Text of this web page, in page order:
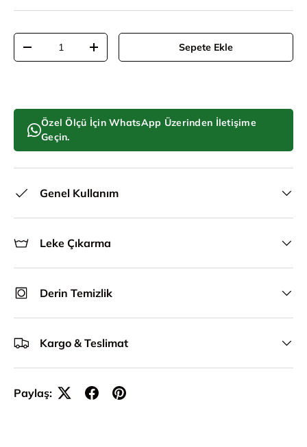
Adet
Adeti azalt
Adeti artır Sepete Ekle
Özel Ölçü İçin WhatsApp Üzerinden İletişime
Geçin.
Genel Kullanım
Leke Çıkarma
Derin Temizlik
Kargo & Teslimat
Paylaş: